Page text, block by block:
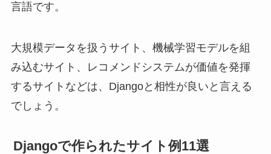
言語です。
大規模データを扱うサイト、機械学習モデルを組
み込むサイト、レコメンドシステムが価値を発揮
するサイトなどは、Djangoと相性が良いと言える
でしょう。
Djangoで作られたサイト例11選